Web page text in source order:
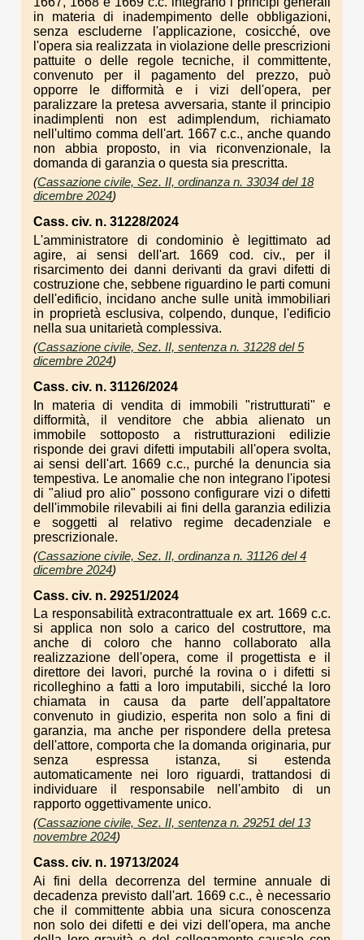
in materia di inadempimento delle obbligazioni,
senza escluderne l'applicazione, cosicché, ove
l'opera sia realizzata in violazione delle prescrizioni
pattuite o delle regole tecniche, il committente,
convenuto per il pagamento del prezzo, può
opporre le difformità e i vizi dell'opera, per
paralizzare la pretesa avversaria, stante il principio
inadimplenti non est adimplendum, richiamato
nell'ultimo comma dell'art. 1667 c.c., anche quando
non abbia proposto, in via riconvenzionale, la
domanda di garanzia o questa sia prescritta.
(Cassazione civile, Sez. II, ordinanza n. 33034 del 18
dicembre 2024)
Cass. civ. n. 31228/2024
L'amministratore di condominio è legittimato ad
agire, ai sensi dell'art. 1669 cod. civ., per il
risarcimento dei danni derivanti da gravi difetti di
costruzione che, sebbene riguardino le parti comuni
dell'edificio, incidano anche sulle unità immobiliari
in proprietà esclusiva, colpendo, dunque, l'edificio
nella sua unitarietà complessiva.
(Cassazione civile, Sez. II, sentenza n. 31228 del 5
dicembre 2024)
Cass. civ. n. 31126/2024
In materia di vendita di immobili "ristrutturati" e
difformità, il venditore che abbia alienato un
immobile sottoposto a ristrutturazioni edilizie
risponde dei gravi difetti imputabili all'opera svolta,
ai sensi dell'art. 1669 c.c., purché la denuncia sia
tempestiva. Le anomalie che non integrano l'ipotesi
di "aliud pro alio" possono configurare vizi o difetti
dell'immobile rilevabili ai fini della garanzia edilizia
e soggetti al relativo regime decadenziale e
prescrizionale.
(Cassazione civile, Sez. II, ordinanza n. 31126 del 4
dicembre 2024)
Cass. civ. n. 29251/2024
La responsabilità extracontrattuale ex art. 1669 c.c.
si applica non solo a carico del costruttore, ma
anche di coloro che hanno collaborato alla
realizzazione dell'opera, come il progettista e il
direttore dei lavori, purché la rovina o i difetti si
ricolleghino a fatti a loro imputabili, sicché la loro
chiamata in causa da parte dell'appaltatore
convenuto in giudizio, esperita non solo a fini di
garanzia, ma anche per rispondere della pretesa
dell'attore, comporta che la domanda originaria, pur
senza espressa istanza, si estenda
automaticamente nei loro riguardi, trattandosi di
individuare il responsabile nell'ambito di un
rapporto oggettivamente unico.
(Cassazione civile, Sez. II, sentenza n. 29251 del 13
novembre 2024)
Cass. civ. n. 19713/2024
Ai fini della decorrenza del termine annuale di
decadenza previsto dall'art. 1669 c.c., è necessario
che il committente abbia una sicura conoscenza
non solo dei difetti e dei vizi dell'opera, ma anche